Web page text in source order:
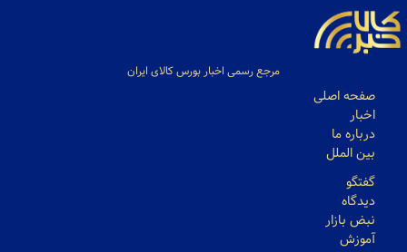
مرجع رسمی اخبار بورس کالای ایران
صفحه اصلی
اخبار
درباره ما
بین الملل
گفتگو
دیدگاه
نبض بازار
آموزش